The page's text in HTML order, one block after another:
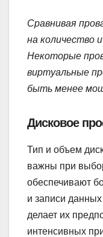
Сравнивая
на количество
Некоторые
виртуальные
быть менее
Дисковое
Тип и объем
важны при
обеспечивают
и записи
делает их
интенсивных